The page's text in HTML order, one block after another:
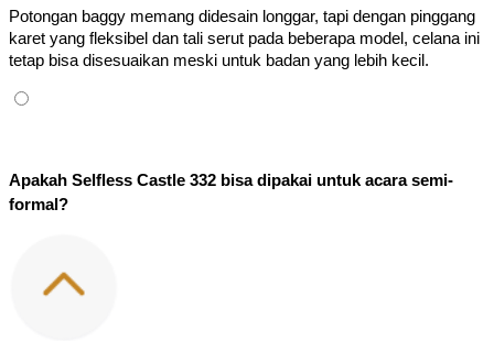
Potongan baggy memang didesain longgar, tapi dengan pinggang
karet yang fleksibel dan tali serut pada beberapa model, celana ini
tetap bisa disesuaikan meski untuk badan yang lebih kecil.
Apakah Selfless Castle 332 bisa dipakai untuk acara semi-
formal?